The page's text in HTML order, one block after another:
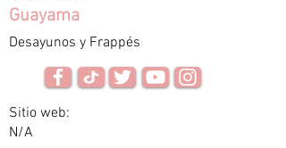
Guayama
Desayunos y Frappés
Sitio web:
N/A